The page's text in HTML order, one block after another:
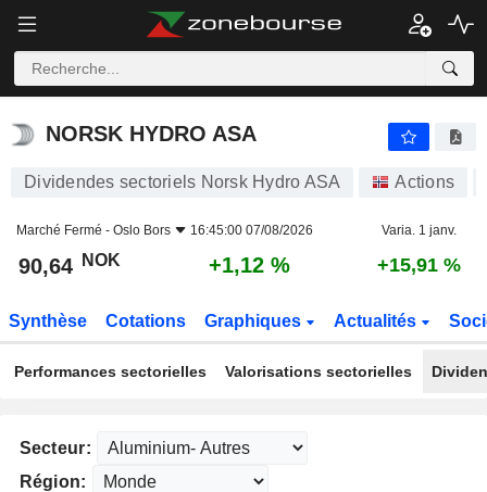
NORSK HYDRO ASA
NORSK HYDRO ASA
Dividendes sectoriels Norsk Hydro ASA Actions
Marché Fermé - Oslo Bors 16:45:00 07/08/2026 Varia. 1 janv.
90,64 NOK +1,12 % +15,91 %
Synthèse Cotations Graphiques Actualités
Performances sectorielles Valorisations sectorielles
Secteur:
Région: